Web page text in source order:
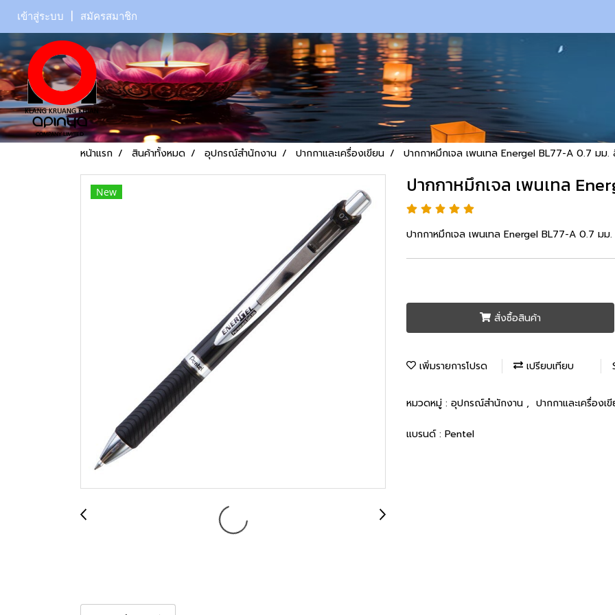
เข้าสู่ระบบ สมัครสมาชิก
หน้าแรก สินค้าทั้งหมด อุปกรณ์สำนักงาน ปากกาและเครื่องเขียน ปากกาหมึกเจล เพนเทล Energel BL77-A 0.7 มม.
New ปากกาหมึกเจล เพนเทล
ปากกาหมึกเจล เพนเทล Energel BL77-A 0.7 มม
สั่งซื้อสินค้า
เพิ่มรายการโปรด เปรียบเทียบ
หมวดหมู่ : อุปกรณ์สำนักงาน , ปากกาและเครื่องเ
แบรนด์ : Pentel